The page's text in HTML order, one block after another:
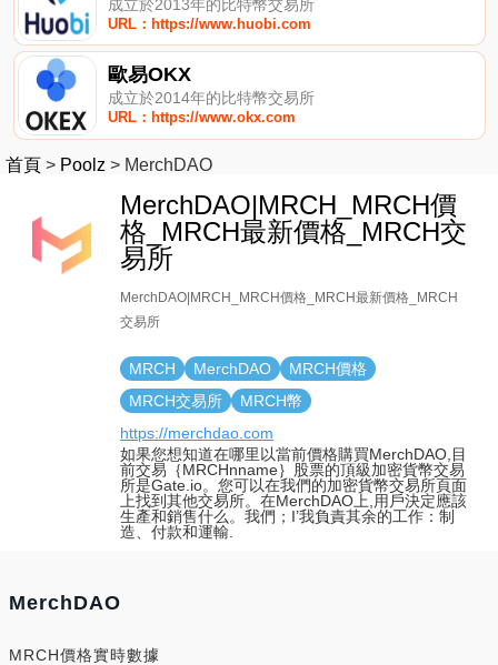
成立於2013年的比特幣交易所
URL：https://www.huobi.com
歐易OKX
成立於2014年的比特幣交易所
URL：https://www.okx.com
首頁 > Poolz > MerchDAO
MerchDAO|MRCH_MRCH價
格_MRCH最新價格_MRCH交
易所
MerchDAO|MRCH_MRCH價格_MRCH最新價格_MRCH
交易所
MRCH MerchDAO
MRCH價格
MRCH交易所
MRCH幣
https://merchdao.com
如果您想知道在哪里以當前價格購買MerchDAO,目
前交易｛MRCHnname｝股票的頂級加密貨幣交易
所是Gate.io。您可以在我們的加密貨幣交易所頁面
上找到其他交易所。在MerchDAO上,用戶決定應該
生產和銷售什么。我們；I’我負責其余的工作：制
造、付款和運輸.
MerchDAO
MRCH價格實時數據